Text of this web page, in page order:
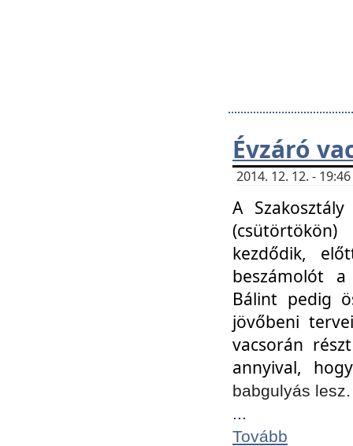
Évzáró
2014. 12. 12. -
A
kezdődik,
beszámolót
Bálint pedig
jövőbeni
vacsorán
annyival,
babgulyás
...
Tovább